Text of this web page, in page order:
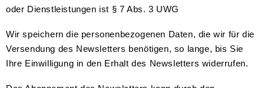
oder Dienstleistungen ist § 7 Abs. 3 UWG
Wir speichern die personenbezogenen Daten, die wir für die
Versendung des Newsletters benötigen, so lange, bis Sie
Ihre Einwilligung in den Erhalt des Newsletters widerrufen.